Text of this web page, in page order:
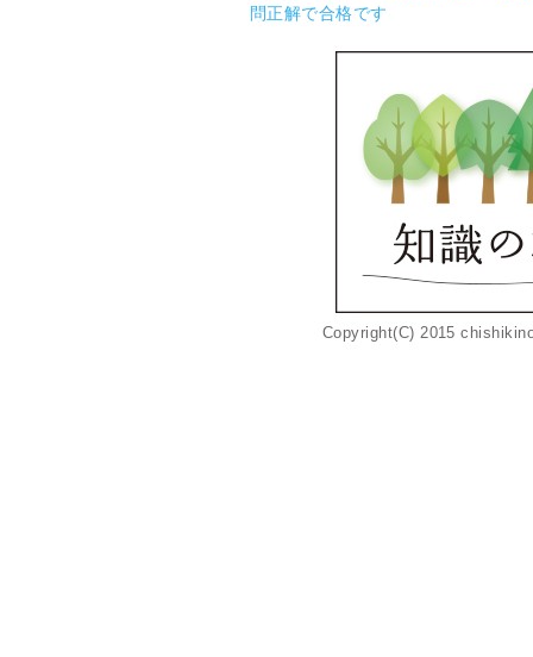
問正解で合格です
Copyright(C) 2015